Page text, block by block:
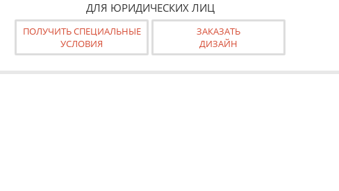
ДЛЯ ЮРИДИЧЕСКИХ ЛИЦ
ПОЛУЧИТЬ СПЕЦИАЛЬНЫЕ
УСЛОВИЯ
ЗАКАЗАТЬ
ДИЗАЙН